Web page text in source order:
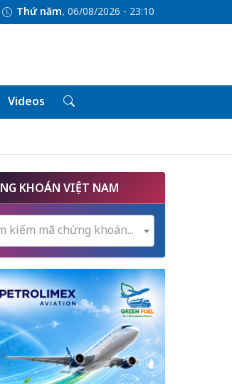
Thứ năm, 06/08/2026 - 23:10
Videos
KHOÁN VIỆT NAM
kiếm mã chứng khoán...